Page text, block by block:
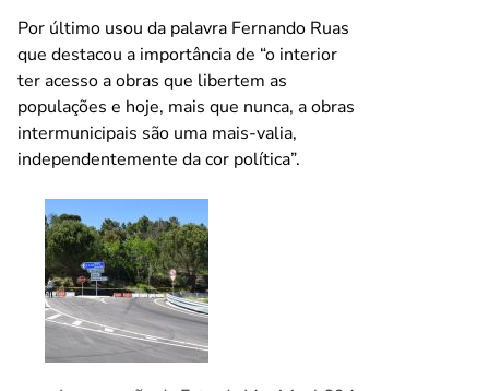
Por último usou da palavra Fernando Ruas
que destacou a importância de “o interior
ter acesso a obras que libertem as
populações e hoje, mais que nunca, a obras
intermunicipais são uma mais-valia,
independentemente da cor política”.